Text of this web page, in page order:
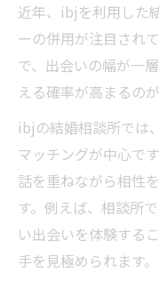
近年、ibjを利用した
ーの併用が注目され
で、出会いの幅が一
える確率が高まるのが
ibjの結婚相談所では
マッチングが中心で
話を重ねながら相性
す。例えば、相談所
い出会いを体験する
手を見極められます。